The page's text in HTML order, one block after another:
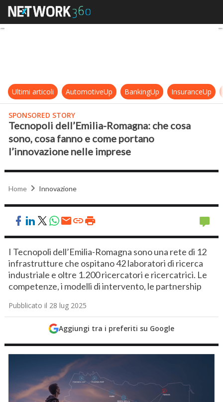
Tecnopoli dell’Emilia-Romagna:
Ultimi articoli AutomotiveUp BankingUp InsuranceUp
SPONSORED STORY
Tecnopoli dell’Emilia-Romagna: che cosa
sono, cosa fanno e come portano
l’innovazione nelle imprese
Home Innovazione
I Tecnopoli dell’Emilia-Romagna sono una rete di 12
infrastrutture che ospitano 42 laboratori di ricerca
industriale e oltre 1.200 ricercatori e ricercatrici. Le
competenze, i modelli di intervento, le partnership
Pubblicato il 28 lug 2025
Aggiungi tra i preferiti su Google